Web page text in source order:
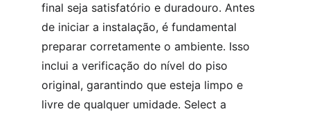
final seja satisfatório e duradouro. Antes
de iniciar a instalação, é fundamental
preparar corretamente o ambiente. Isso
inclui a verificação do nível do piso
original, garantindo que esteja limpo e
livre de qualquer umidade. Select a